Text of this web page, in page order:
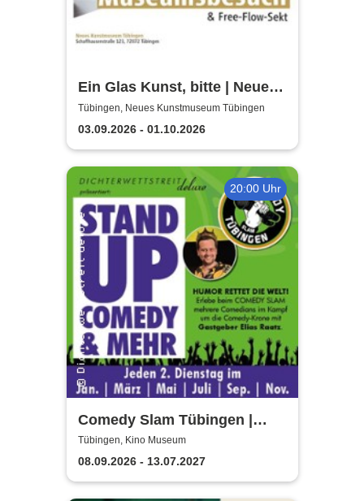
Ein Glas Kunst, bitte | Neues
Kunstmuseum Tübingen
Tübingen, Neues Kunstmuseum Tübingen
03.09.2026 - 01.10.2026
20:00 Uhr
Comedy Slam Tübingen |
Präsentiert von Gastgeber
Elias Raatz
Tübingen, Kino Museum
08.09.2026 - 13.07.2027